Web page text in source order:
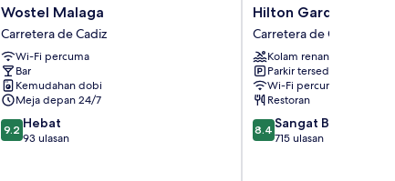
Wostel
Malaga
Carretera
de
Cadiz
Wostel Malaga
Carretera de Cadiz
Wi-Fi percuma
Bar
Kemudahan dobi
Meja depan 24/7
9.2
daripada
9.2 Hebat
93 ulasan
Hilton
Garden
Inn
Malaga
Carretera
de
Cadiz
Hilton Garden Inn
Carretera de Cadiz
Kolam renang
Parkir tersedia
Wi-Fi percuma
Restoran
8.4
daripada
8.4 Sangat Baik
715 ulasan